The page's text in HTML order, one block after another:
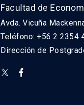
Facultad de
Avda. Vicuña
Teléfono: +56 2 2354
Dirección de